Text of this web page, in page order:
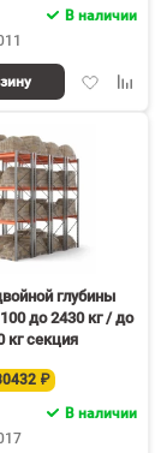
В наличии
Добавить
глубины
до 2430 кг / до
кг секция
₽
В наличии